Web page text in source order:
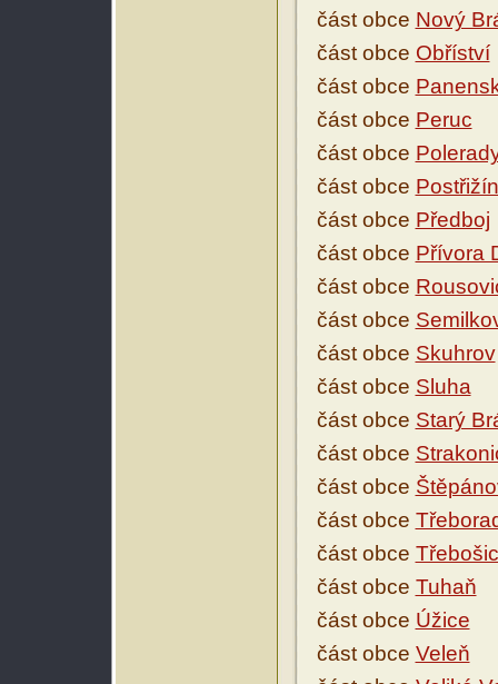
část obce Nový
část obce Obříství
část obce
část obce Peruc
část obce
část obce Postřižín
část obce Předboj
část obce Přívora
část obce
část obce
část obce Skuhrov
část obce Sluha
část obce Starý
část obce
část obce
část obce
část obce
část obce Tuhaň
část obce Úžice
část obce Veleň